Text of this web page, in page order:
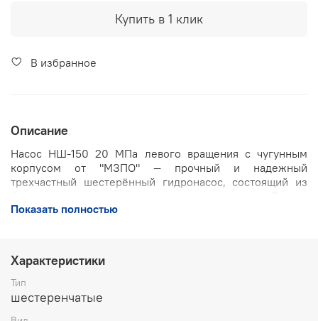
Купить в 1 клик
В избранное
Описание
Насос НШ-150 20 МПа левого вращения с чугунным
корпусом от "МЗПО" — прочный и надежный
трехчастный шестерённый гидронасос, состоящий из
подшипников, поддерживающие промежуточные
обеспечивает низкий уровень шума при работе и
высокую износостойкость.
Основные технические характеристики:
Показать полностью
Характеристики
Тип
шестеренчатые